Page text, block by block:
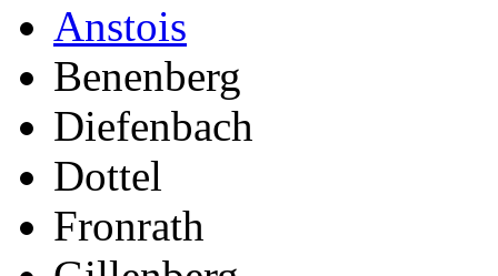
Anstois
Benenberg
Diefenbach
Dottel
Fronrath